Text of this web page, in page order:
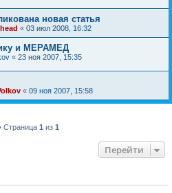
новая статья
« 03 июл 2008, 16:32
и МЕРАМЕД
« 23 ноя 2007, 15:35
« 09 ноя 2007, 15:58
Страница 1 из 1
Перейти